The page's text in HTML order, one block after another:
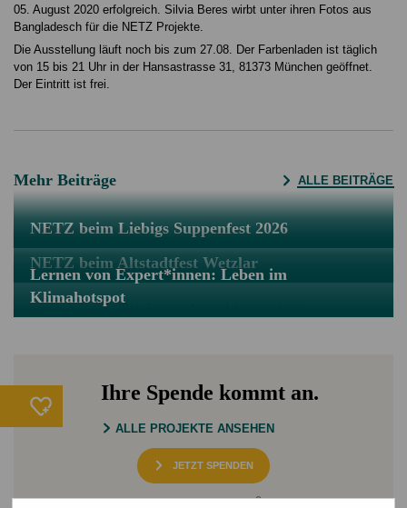
05. August 2020 erfolgreich. Silvia Beres wirbt unter ihren Fotos aus
Bangladesch für die NETZ Projekte.
Die Ausstellung läuft noch bis zum 27.08. Der Farbenladen ist täglich
von 15 bis 21 Uhr in der Hansastrasse 31, 81373 München geöffnet.
Der Eintritt ist frei.
Mehr Beiträge ALLE BEITRÄGE
NETZ beim Liebigs Suppenfest 2026
NETZ beim Altstadtfest Wetzlar
Lernen von Expert*innen: Leben im
Klimahotspot
Ihre Spende kommt an.
ALLE PROJEKTE ANSEHEN
JETZT SPENDEN
Sichere SSL-Verbindung